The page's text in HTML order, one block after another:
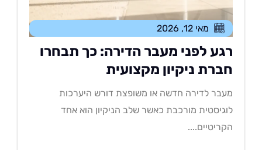
מאי 12, 2026
לפני מעבר הדירה: כך תבחרו
ניקיון מקצועית
לדירה חדשה או משופצת דורש היערכות
מורכבת כאשר שלב הניקיון הוא אחד